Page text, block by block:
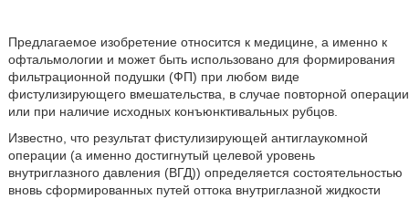
Предлагаемое изобретение относится к медицине, а именно к
офтальмологии и может быть использовано для формирования
фильтрационной подушки (ФП) при любом виде
фистулизирующего вмешательства, в случае повторной операции
или при наличие исходных конъюнктивальных рубцов.
Известно, что результат фистулизирующей антиглаукомной
операции (а именно достигнутый целевой уровень
внутриглазного давления (ВГД)) определяется состоятельностью
вновь сформированных путей оттока внутриглазной жидкости